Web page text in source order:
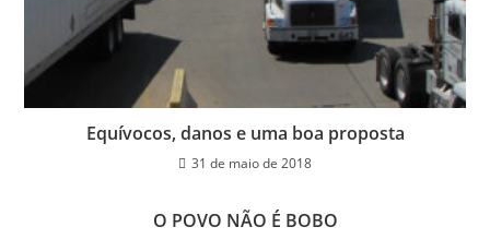
Equívocos, danos e uma boa proposta
31 de maio de 2018
O POVO NÃO É BOBO